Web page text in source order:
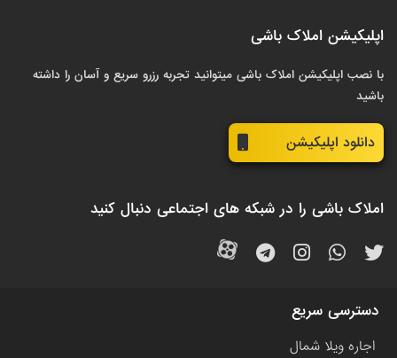
اپلیکیشن املاک باشی
با نصب اپلیکیشن املاک باشی میتوانید تجربه رزرو سریع و آسان را داشته
باشید
دانلود اپلیکیشن
املاک باشی را در شبکه های اجتماعی دنبال کنید
دسترسی سریع
اجاره ویلا شمال